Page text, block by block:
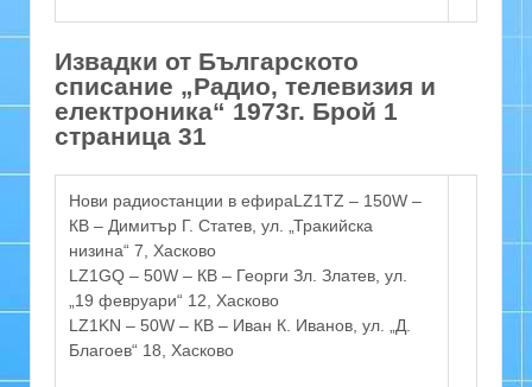
Извадки от Българското
списание „Радио, телевизия и
електроника“ 1973г. Брой 1
страница 31
Нови радиостанции в ефираLZ1TZ – 150W –
КВ – Димитър Г. Статев, ул. „Тракийска
низина“ 7, Хасково
LZ1GQ – 50W – КВ – Георги Зл. Златев, ул.
„19 февруари“ 12, Хасково
LZ1KN – 50W – КВ – Иван К. Иванов, ул. „Д.
Благоев“ 18, Хасково